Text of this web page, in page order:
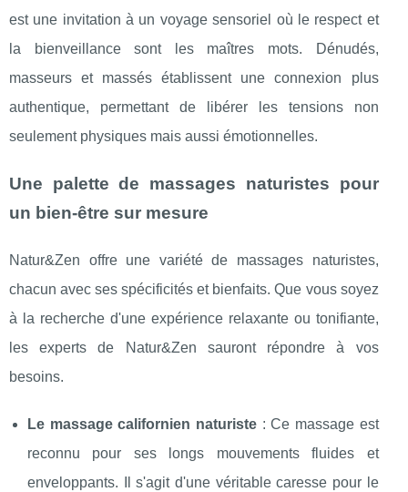
est une invitation à un voyage sensoriel où le respect et
la bienveillance sont les maîtres mots. Dénudés,
masseurs et massés établissent une connexion plus
authentique, permettant de libérer les tensions non
seulement physiques mais aussi émotionnelles.
Une palette de massages naturistes pour
un bien-être sur mesure
Natur&Zen offre une variété de massages naturistes,
chacun avec ses spécificités et bienfaits. Que vous soyez
à la recherche d'une expérience relaxante ou tonifiante,
les experts de Natur&Zen sauront répondre à vos
besoins.
Le massage californien naturiste: Ce massage est
reconnu pour ses longs mouvements fluides et
enveloppants. Il s'agit d'une véritable caresse pour le